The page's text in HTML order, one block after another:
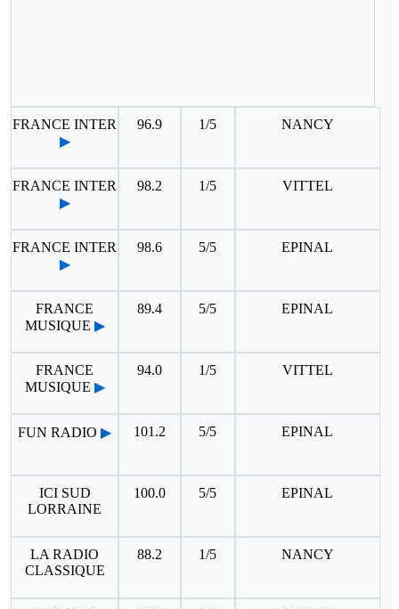
FRANCE INTER
▶
96.9 1/5 NANCY
FRANCE INTER
▶
98.2 1/5 VITTEL
FRANCE INTER
▶
98.6 5/5 EPINAL
FRANCE
MUSIQUE ▶
89.4 5/5 EPINAL
FRANCE
MUSIQUE ▶
94.0 1/5 VITTEL
FUN RADIO ▶ 101.2 5/5 EPINAL
ICI SUD
LORRAINE
100.0 5/5 EPINAL
LA RADIO
CLASSIQUE
88.2 1/5 NANCY